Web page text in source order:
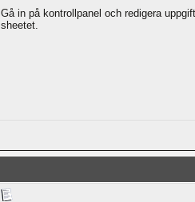
Gå in på kontrollpanel och redigera
sheetet.